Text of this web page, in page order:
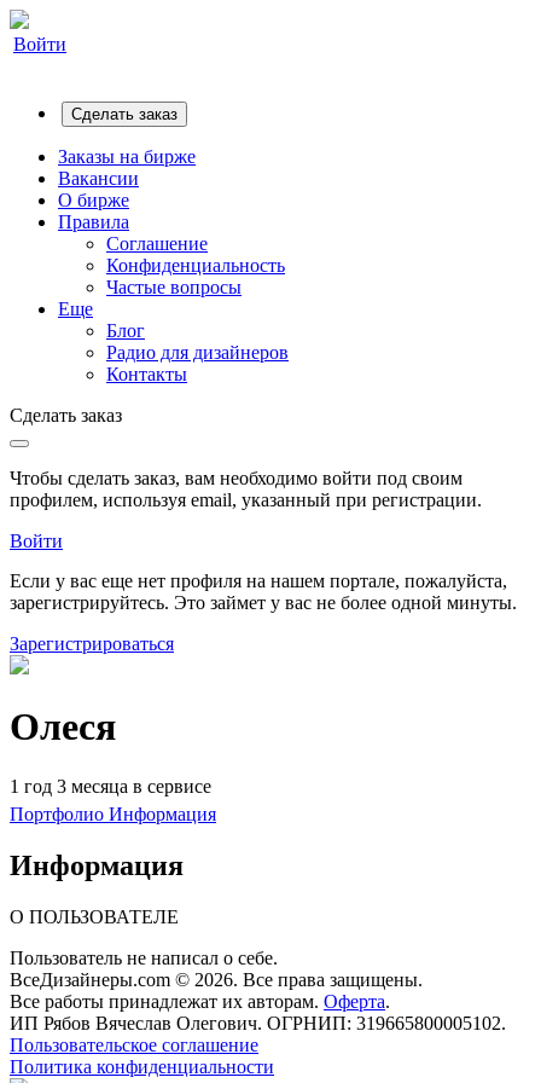
Войти
Сделать заказ
Заказы на бирже
Вакансии
О бирже
Правила
Соглашение
Конфиденциальность
Частые вопросы
Еще
Блог
Радио для дизайнеров
Контакты
Сделать заказ
Чтобы сделать заказ, вам необходимо войти под своим
профилем, используя email, указанный при регистрации.
Войти
Если у вас еще нет профиля на нашем портале, пожалуйста,
зарегистрируйтесь. Это займет у вас не более одной минуты.
Зарегистрироваться
Олеся
1 год 3 месяца в сервисе
Портфолио Информация
Информация
О ПОЛЬЗОВАТЕЛЕ
Пользователь не написал о себе.
ВсеДизайнеры.com © 2026. Все права защищены.
Все работы принадлежат их авторам. Оферта.
ИП Рябов Вячеслав Олегович. ОГРНИП: 319665800005102.
Пользовательское соглашение
Политика конфиденциальности